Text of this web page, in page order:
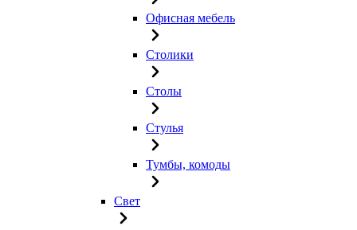
Офисная мебель
Столики
Столы
Стулья
Тумбы, комоды
Свет